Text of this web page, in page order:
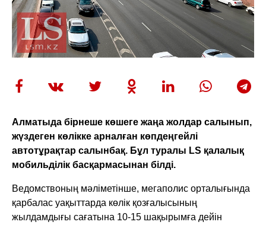
Алматыда бірнеше көшеге жаңа жолдар салынып,
жүздеген көлікке арналған көпдеңгейлі
автотұрақтар салынбақ. Бұл туралы LS қалалық
мобильділік басқармасынан білді.
Ведомствоның мәліметінше, мегаполис орталығында
қарбалас уақыттарда көлік қозғалысының
жылдамдығы сағатына 10-15 шақырымға дейін